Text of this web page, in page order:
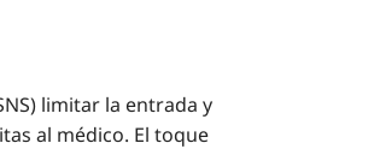
limitar la entrada y
al médico. El toque